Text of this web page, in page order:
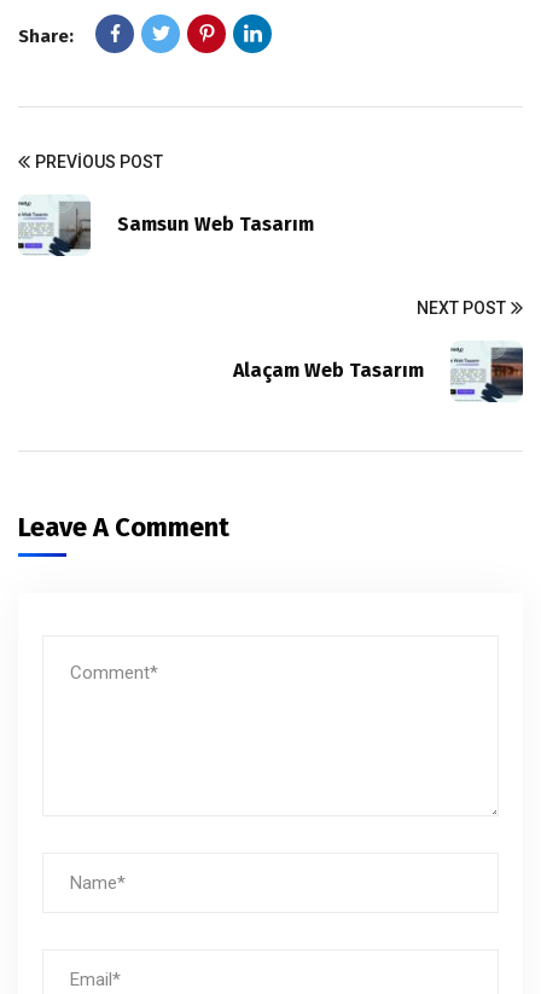
Share:
PREVIOUS POST
Samsun Web Tasarım
NEXT POST
Alaçam Web Tasarım
Leave A Comment